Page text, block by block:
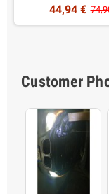
44,94 €
Customer